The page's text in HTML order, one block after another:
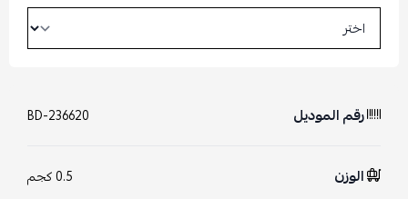
رقم الموديل BD-236620
الوزن 0.5 كجم